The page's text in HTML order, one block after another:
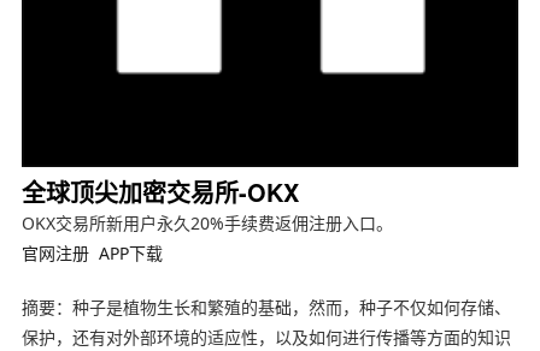
全球顶尖加密交易所-OKX
OKX交易所新用户永久20%手续费返佣注册入口。
官网注册 APP下载
摘要：种子是植物生长和繁殖的基础，然而，种子不仅如何存储、
保护，还有对外部环境的适应性，以及如何进行传播等方面的知识